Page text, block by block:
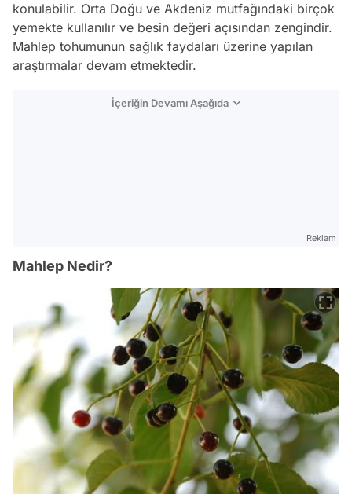
konulabilir. Orta Doğu ve Akdeniz mutfağındaki birçok
yemekte kullanılır ve besin değeri açısından zengindir.
Mahlep tohumunun sağlık faydaları üzerine yapılan
araştırmalar devam etmektedir.
İçeriğin Devamı Aşağıda
Reklam
Mahlep Nedir?